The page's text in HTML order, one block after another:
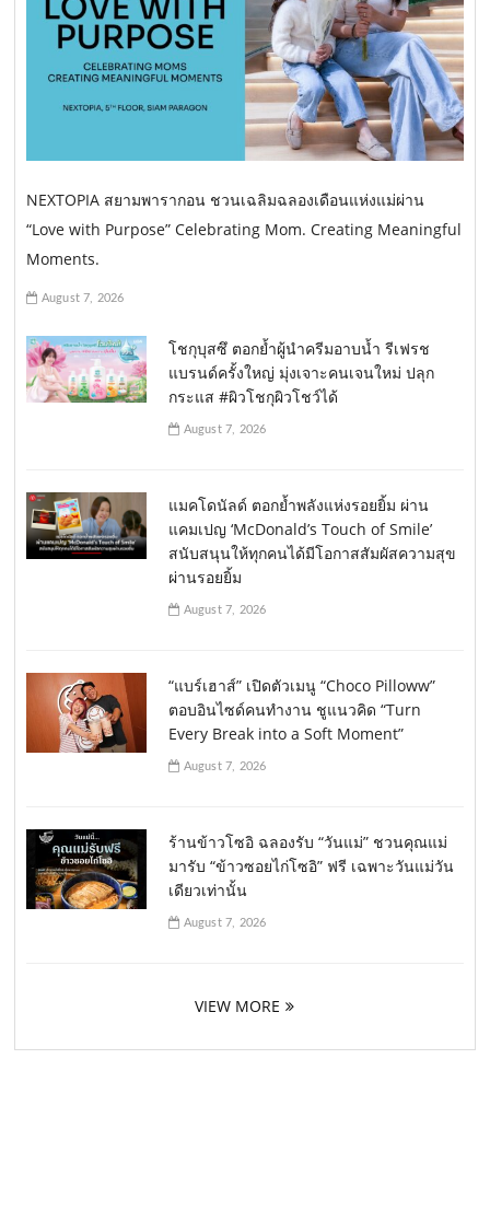
NEXTOPIA สยามพารากอน ชวนเฉลิมฉลองเดือนแห่งแม่ผ่าน
“Love with Purpose” Celebrating Mom. Creating Meaningful
Moments.
August 7, 2026
โชกุบุสซึ ตอกย้ำผู้นำครีมอาบน้ำ รีเฟรช
แบรนด์ครั้งใหญ่ มุ่งเจาะคนเจนใหม่ ปลุก
กระแส #ผิวโชกุผิวโชว์ได้
August 7, 2026
แมคโดนัลด์ ตอกย้ำพลังแห่งรอยยิ้ม ผ่าน
แคมเปญ ‘McDonald’s Touch of Smile’
สนับสนุนให้ทุกคนได้มีโอกาสสัมผัสความสุข
ผ่านรอยยิ้ม
August 7, 2026
“แบร์เฮาส์” เปิดตัวเมนู “Choco Pilloww”
ตอบอินไซด์คนทำงาน ชูแนวคิด “Turn
Every Break into a Soft Moment”
August 7, 2026
ร้านข้าวโซอิ ฉลองรับ “วันแม่” ชวนคุณแม่
มารับ “ข้าวซอยไก่โซอิ” ฟรี เฉพาะวันแม่วัน
เดียวเท่านั้น
August 7, 2026
VIEW MORE